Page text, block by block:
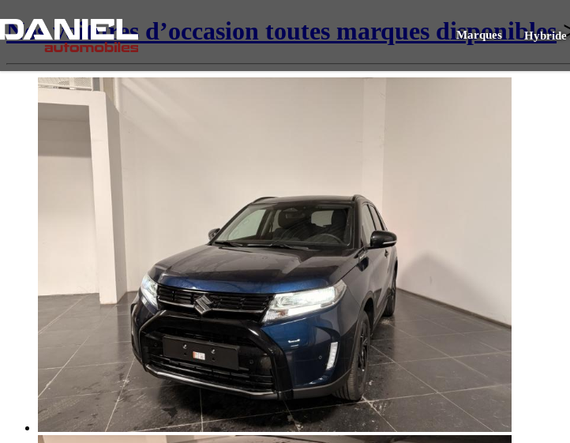
Marques Hybride
Nos voitures d’occasion toutes marques disponibles